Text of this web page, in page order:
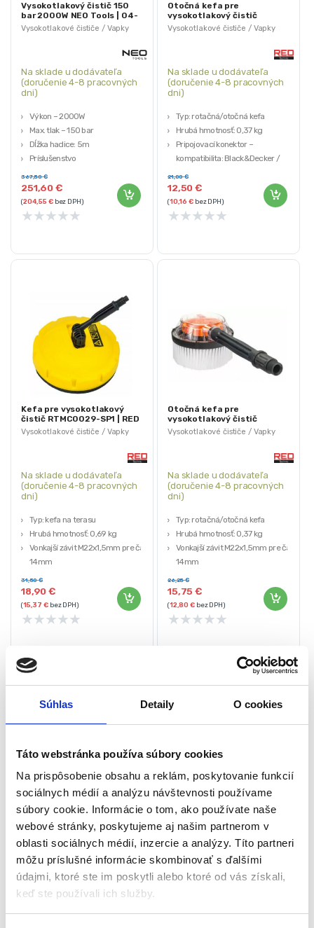
Súhlas Detaily O cookies
Táto webstránka používa súbory cookies
Na prispôsobenie obsahu a reklám, poskytovanie funkcií
sociálnych médií a analýzu návštevnosti používame
súbory cookie. Informácie o tom, ako používate naše
webové stránky, poskytujeme aj našim partnerom v
oblasti sociálnych médií, inzercie a analýzy. Títo partneri
môžu príslušné informácie skombinovať s ďalšími
údajmi, ktoré ste im poskytli alebo ktoré od vás získali,
keď ste používali ich služby.
Vysokotlakové čističe / Vapky
Vysokotlakový čistič 150
bar 2000W NEO Tools | 04-
705
Na sklade u dodávateľa
(doručenie 4-8 pracovných
dni)
Výkon – 2000W
Max. tlak – 150 bar
Dĺžka hadice: 5m
Príslušenstvo
Záruka 3 roky
251,60€
367,50€
(204,55 €bez DPH)
★★★★★
Vysokotlakové čističe / Vapky
Otočná kefa pre
vysokotlakový čistič
RTMC0028-SR1 | RED
TECHNIC
Na sklade u dodávateľa
(doručenie 4-8 pracovných
dni)
Typ: rotačná/otočná kefa
Hrubá hmotnosť: 0,37 kg
Pripojovací konektor –
kompatibilita: Black&Decker /
nový typ Bosch / Makita / Mac
Alliste
Značka: RED TECHNIC
12,50€
21,00€
(10,16€bez DPH)
★★★★★
Vysokotlakové čističe / Vapky
Kefa pre vysokotlakový
čistič RTMC0029-SP1 | RED
TECHNIC
Na sklade u dodávateľa
(doručenie 4-8 pracovných
dni)
Typ: kefa na terasu
Hrubá hmotnosť: 0,69 kg
Vonkajší závit M22x1,5mm pre čap
14mm
18,90€
31,50€
(15,37€bez DPH)
★★★★★
Vysokotlakové čističe / Vapky
Otočná kefa pre
vysokotlakový čistič
RTMC0029-SR1 | RED
TECHNIC
Na sklade u dodávateľa
(doručenie 4-8 pracovných
dni)
Typ: rotačná/otočná kefa
Hrubá hmotnosť: 0,37 kg
Vonkajší závit M22x1,5mm pre čap
14mm
15,75€
26,25€
(12,80€bez DPH)
★★★★★
Vysokotlakové čističe / Vapky
Vysokotlakový čistič
2100W 8m 165 bar Worcraft
HC21-110H
Na sklade (doručenie 2-4
pracovné dni)
Príkon: 2100W
Vysokotlakové čističe / Vapky
Güde Aku vysokotlakový
čistič | DR 18-201-23
Na objednávku (doručenie
Maximálny tlak: 22 bar